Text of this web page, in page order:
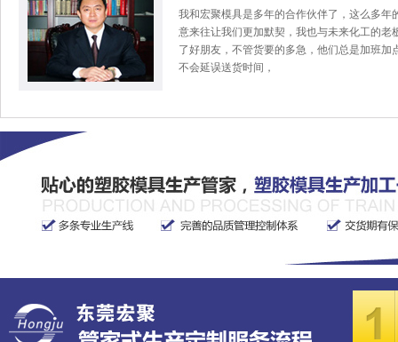
我和宏聚模具是多年的合作伙伴了，这么多年
意来往让我们更加默契，我也与未来化工的老
了好朋友，不管货要的多急，他们总是加班加
不会延误送货时间，